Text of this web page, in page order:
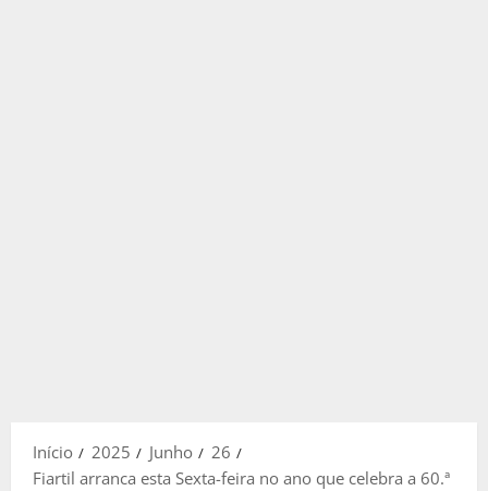
Início 2025 Junho
26
Fiartil arranca esta Sexta-feira no ano que celebra a 60.ª